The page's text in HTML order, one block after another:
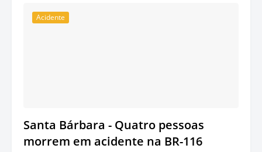
Acidente
Santa Bárbara - Quatro pessoas
morrem em acidente na BR-116